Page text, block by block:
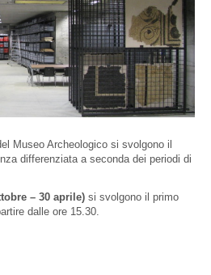
Museo Archeologico si svolgono il
differenziata a seconda dei periodi di
– 30 aprile) si svolgono il primo
dalle ore 15.30.